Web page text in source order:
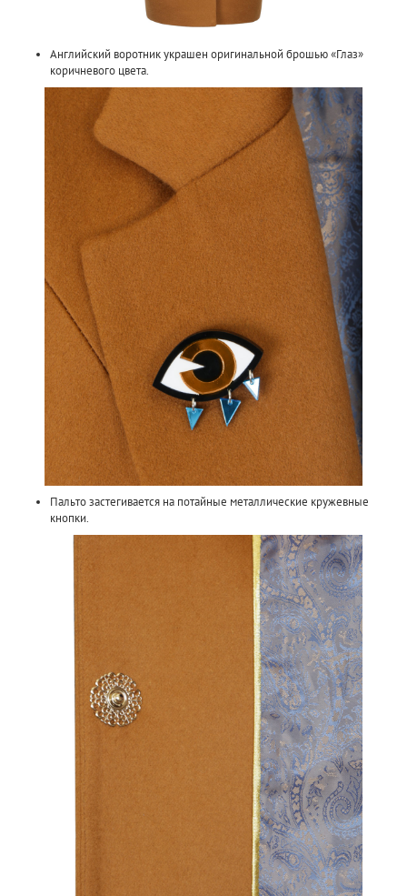
Английский воротник украшен оригинальной брошью «Глаз»
коричневого цвета.
Пальто застегивается на потайные металлические кружевные
кнопки.